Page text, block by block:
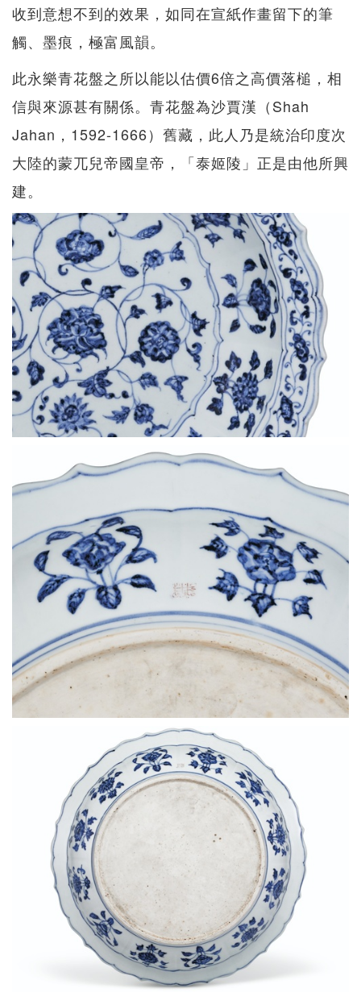
收到意想不到的效果，如同在宣紙作畫留下的筆
觸、墨痕，極富風韻。
此永樂青花盤之所以能以估價6倍之高價落槌，相
信與來源甚有關係。青花盤為沙賈漢（Shah
Jahan，1592-1666）舊藏，此人乃是統治印度次
大陸的蒙兀兒帝國皇帝，「泰姬陵」正是由他所興
建。